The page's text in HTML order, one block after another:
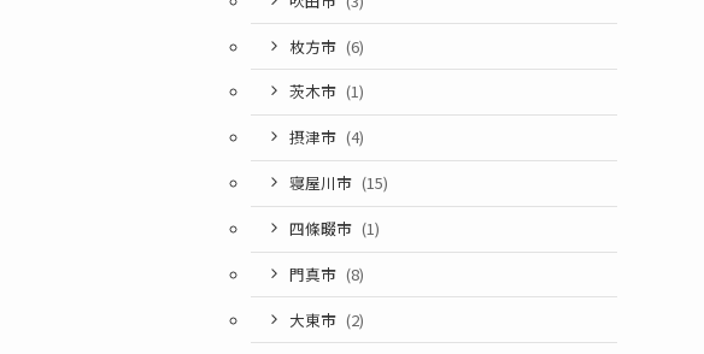
枚方市 (6)
茨木市 (1)
摂津市 (4)
寝屋川市 (15)
四條畷市 (1)
門真市 (8)
大東市 (2)